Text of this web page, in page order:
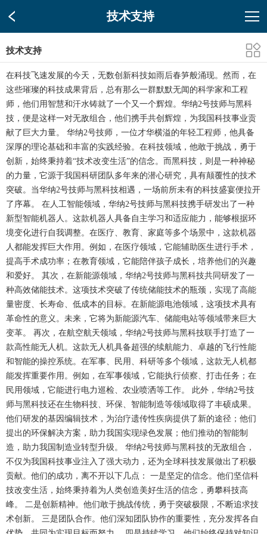
技术支持
技术支持
在科技飞速发展的今天，无数创新科技如雨后春笋般涌现。然而，在
这些璀璨的科技成果背后，总有那么一群默默无闻的科学家和工程
师，他们用智慧和汗水铸就了一个又一个辉煌。华纳2号技师与黑科
技，便是这样一对无敌组合，他们携手共创辉煌，为我国科技事业贡
献了巨大力量。 华纳2号技师，一位才华横溢的年轻工程师，他具备
深厚的理论基础和丰富的实践经验。在科技领域，他敢于挑战，勇于
创新，始终秉持着“技术改变生活”的信念。而黑科技，则是一种神秘
的力量，它源于我国科研团队多年来的潜心研究，具有颠覆性的技术
突破。当华纳2号技师与黑科技相遇，一场前所未有的科技盛宴便拉开
了序幕。 在人工智能领域，华纳2号技师与黑科技携手研发出了一种
新型智能机器人。这款机器人具备自主学习和适应能力，能够根据环
境变化进行自我调整。在医疗、教育、家庭等多个场景中，这款机器
人都能发挥巨大作用。例如，在医疗领域，它能辅助医生进行手术，
提高手术成功率；在教育领域，它能陪伴孩子成长，培养他们的兴趣
和爱好。 其次，在新能源领域，华纳2号技师与黑科技共同研发了一
种高效储能技术。这项技术突破了传统储能技术的瓶颈，实现了高能
量密度、长寿命、低成本的目标。在新能源电池领域，这项技术具有
革命性的意义。未来，它将为新能源汽车、储能电站等领域带来巨大
变革。 再次，在航空航天领域，华纳2号技师与黑科技联手打造了一
款高性能无人机。这款无人机具备超强的续航能力、卓越的飞行性能
和智能的操控系统。在军事、民用、科研等多个领域，这款无人机都
能发挥重要作用。例如，在军事领域，它能执行侦察、打击任务；在
民用领域，它能进行电力巡检、农业喷洒等工作。 此外，华纳2号技
师与黑科技还在生物科技、环保、智能制造等领域取得了丰硕成果。
他们研发的基因编辑技术，为治疗遗传性疾病提供了新的途径；他们
提出的环保解决方案，助力我国实现绿色发展；他们推动的智能制
造，助力我国制造业转型升级。 华纳2号技师与黑科技的无敌组合，
不仅为我国科技事业注入了强大动力，还为全球科技发展做出了积极
贡献。他们的成功，离不开以下几点： 一是坚定的信念。他们坚信科
技改变生活，始终秉持着为人类创造美好生活的信念，勇攀科技高
峰。 二是创新精神。他们敢于挑战传统，勇于突破极限，不断追求技
术创新。 三是团队合作。他们深知团队协作的重要性，充分发挥各自